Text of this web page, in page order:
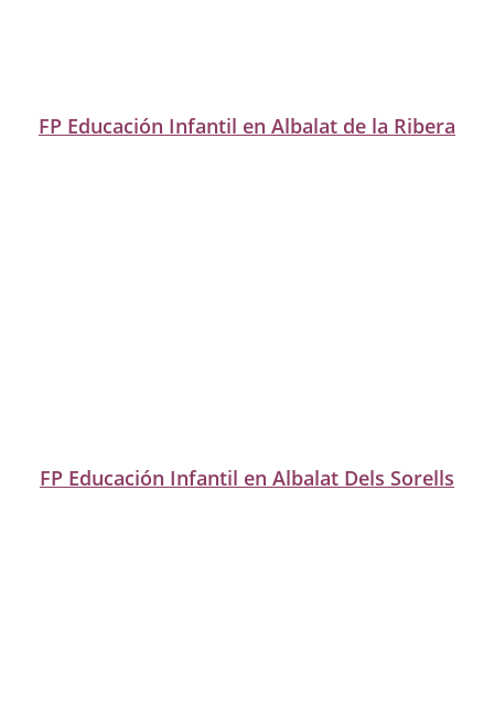
FP Educación Infantil en Albalat de la Ribera
FP Educación Infantil en Albalat Dels Sorells